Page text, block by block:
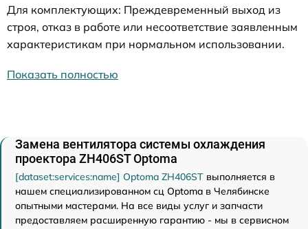
Для комплектующих: Преждевременный выход из
строя, отказ в работе или несоответствие заявленным
характеристикам при нормальном использовании.
Показать полностью
Замена вентилятора системы охлаждения
проектора ZH406ST Optoma
[dataset:services:name] Optoma ZH406ST выполняется в
нашем специализированном сц Optoma в Челябинске
опытными мастерами. На все виды услуг и запчасти
предоставляем расширенную гарантию - мы в сервисном